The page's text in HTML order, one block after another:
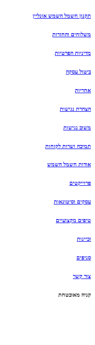
תקנון חשמל השמש אונליין
משלוחים והחזרות
מדיניות הפרטיות
ביטול עסקה
אחריות
הצהרת נגישות
משוב נגישות
תמיכה ושרות לקוחות
אודות חשמל השמש
פרוייקטים
עסקים וסיטונאות
טיפים מקצועיים
זכיינות
סניפים
צור קשר
קניה מאובטחת